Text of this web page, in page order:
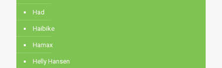
Had
Haibike
Hamax
Helly Hansen